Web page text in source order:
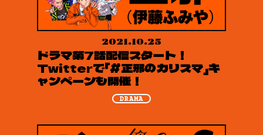
2021.10.25
ドラマ第7話配信スタート！
Twitterで「#正邪のカリスマ」キ
ャンペーンも開催！
DRAMA